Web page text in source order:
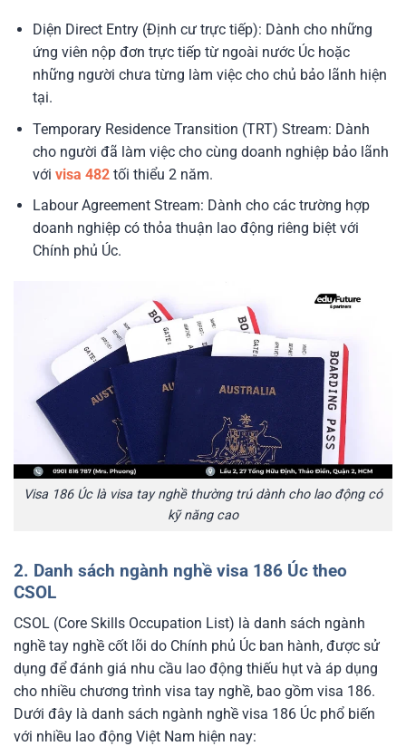
Diện Direct Entry (Định cư trực tiếp): Dành cho những
ứng viên nộp đơn trực tiếp từ ngoài nước Úc hoặc
những người chưa từng làm việc cho chủ bảo lãnh hiện
tại.
Temporary Residence Transition (TRT) Stream: Dành
cho người đã làm việc cho cùng doanh nghiệp bảo lãnh
với visa 482tối thiểu 2 năm.
Labour Agreement Stream: Dành cho các trường hợp
doanh nghiệp có thỏa thuận lao động riêng biệt với
Chính phủ Úc.
Visa 186 Úc là visa tay nghề thường trú dành cho lao động có
kỹ năng cao
2. Danh sách ngành nghề visa 186 Úc theo
CSOL
CSOL (Core Skills Occupation List) là danh sách ngành
nghề tay nghề cốt lõi do Chính phủ Úc ban hành, được sử
dụng để đánh giá nhu cầu lao động thiếu hụt và áp dụng
cho nhiều chương trình visa tay nghề, bao gồm visa 186.
Dưới đây là danh sách ngành nghề visa 186 Úc phổ biến
với nhiều lao động Việt Nam hiện nay: